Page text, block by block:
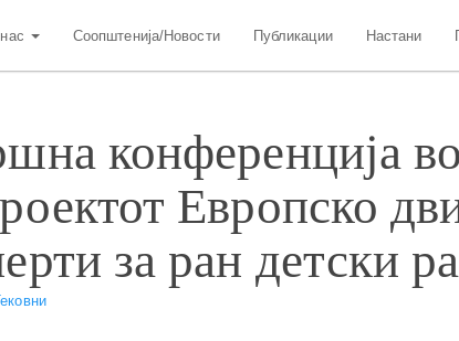
Соопштенија/Новости Публикации Настани
конференција
Европско
за ран детски